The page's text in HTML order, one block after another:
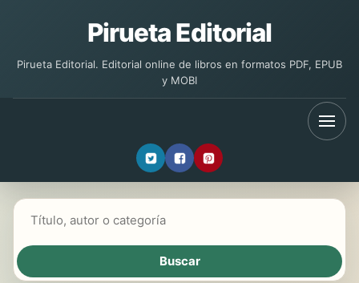
Pirueta Editorial
Pirueta Editorial. Editorial online de libros en formatos PDF, EPUB
y MOBI